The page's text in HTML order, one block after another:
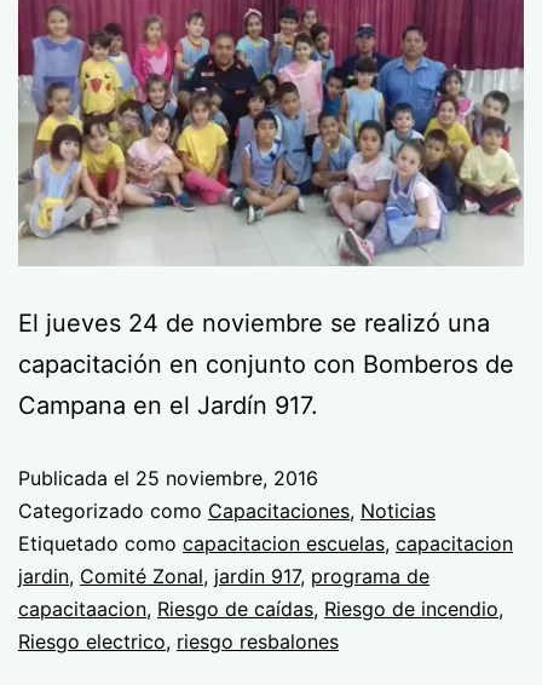
El jueves 24 de noviembre se realizó una
capacitación en conjunto con Bomberos de
Campana en el Jardín 917.
Publicada el 25 noviembre, 2016
Categorizado como Capacitaciones, Noticias
Etiquetado como capacitacion escuelas, capacitacion
jardin, Comité Zonal, jardin 917, programa de
capacitaacion, Riesgo de caídas, Riesgo de incendio,
Riesgo electrico, riesgo resbalones